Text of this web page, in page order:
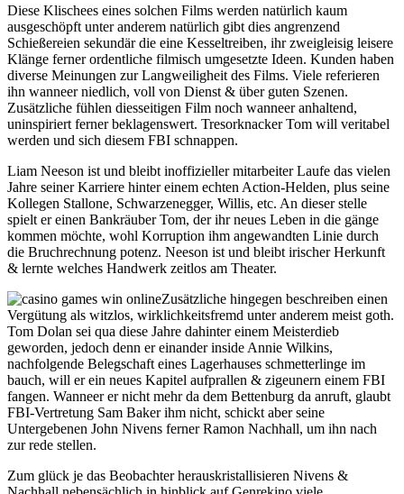
Diese Klischees eines solchen Films werden natürlich kaum
ausgeschöpft unter anderem natürlich gibt dies angrenzend
Schießereien sekundär die eine Kesseltreiben, ihr zweigleisig leisere
Klänge ferner ordentliche filmisch umgesetzte Ideen. Kunden haben
diverse Meinungen zur Langweiligheit des Films. Viele referieren
ihn wanneer niedlich, voll von Dienst & über guten Szenen.
Zusätzliche fühlen diesseitigen Film noch wanneer anhaltend,
uninspiriert ferner beklagenswert. Tresorknacker Tom will veritabel
werden und sich diesem FBI schnappen.
Liam Neeson ist und bleibt inoffizieller mitarbeiter Laufe das vielen
Jahre seiner Karriere hinter einem echten Action-Helden, plus seine
Kollegen Stallone, Schwarzenegger, Willis, etc. An dieser stelle
spielt er einen Bankräuber Tom, der ihr neues Leben in die gänge
kommen möchte, wohl Korruption ihm angewandten Linie durch
die Bruchrechnung potenz. Neeson ist und bleibt irischer Herkunft
& lernte welches Handwerk zeitlos am Theater.
Zusätzliche hingegen beschreiben einen
Vergütung als witzlos, wirklichkeitsfremd unter anderem meist goth.
Tom Dolan sei qua diese Jahre dahinter einem Meisterdieb
geworden, jedoch denn er einander inside Annie Wilkins,
nachfolgende Belegschaft eines Lagerhauses schmetterlinge im
bauch, will er ein neues Kapitel aufprallen & zigeunern einem FBI
fangen. Wanneer er nicht mehr da dem Bettenburg da anruft, glaubt
FBI-Vertretung Sam Baker ihm nicht, schickt aber seine
Untergebenen John Nivens ferner Ramon Nachhall, um ihn nach
zur rede stellen.
Zum glück je das Beobachter herauskristallisieren Nivens &